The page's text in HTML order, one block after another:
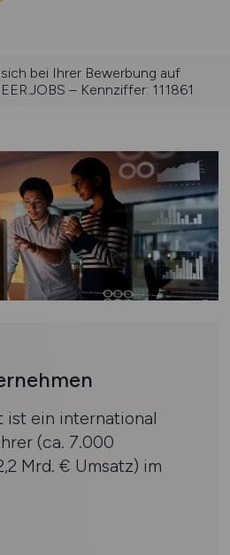
bei Ihrer Bewerbung auf
– Kennziffer: 111861
ist ein international
(ca. 7.000
Mrd. € Umsatz) im